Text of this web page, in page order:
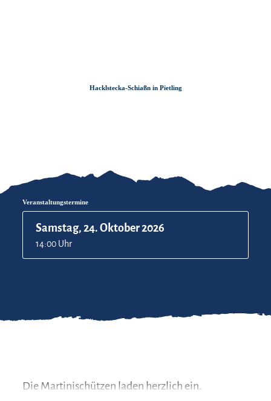
Hacklstecka-Schiaßn in Pietling
Veranstaltungstermine
Samstag, 24. Oktober 2026
14:00 Uhr
Die Martinischützen laden herzlich ein.